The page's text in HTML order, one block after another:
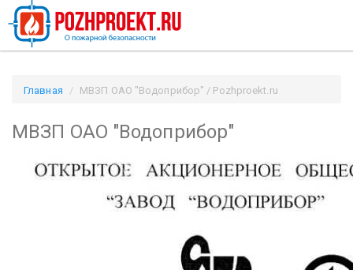
Главная МВЗП ОАО "Водоприбор" / Pozhproekt.ru
МВЗП ОАО "Водоприбор"